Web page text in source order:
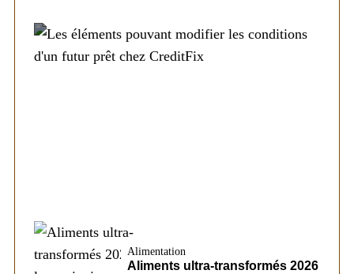
Alimentation
Aliments ultra-transformés 2026